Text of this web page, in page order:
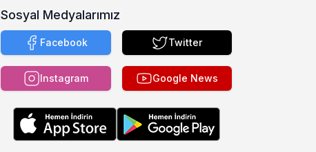
Sosyal Medyalarımız
Facebook Twitter
Instagram Google News